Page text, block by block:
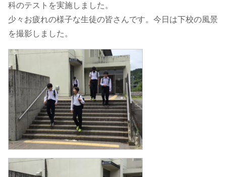
科のテストを実施しました。
少々お疲れの様子な生徒の皆さんです。今日は下校の風景
を撮影しました。